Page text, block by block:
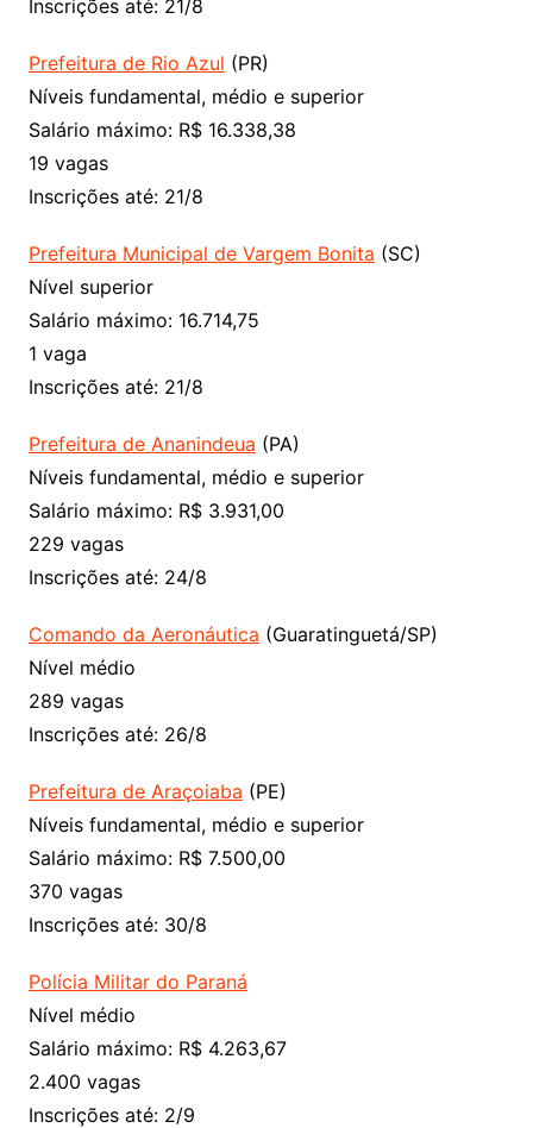
Inscrições até: 21/8
Prefeitura de Rio Azul (PR)
Níveis fundamental, médio e superior
Salário máximo: R$ 16.338,38
19 vagas
Inscrições até: 21/8
Prefeitura Municipal de Vargem Bonita (SC)
Nível superior
Salário máximo: 16.714,75
1 vaga
Inscrições até: 21/8
Prefeitura de Ananindeua (PA)
Níveis fundamental, médio e superior
Salário máximo: R$‎ 3.931,00
229 vagas
Inscrições até: 24/8
Comando da Aeronáutica (Guaratinguetá/SP)
Nível médio
289 vagas
Inscrições até: 26/8
Prefeitura de Araçoiaba (PE)
Níveis fundamental, médio e superior
Salário máximo: R$‎ 7.500,00
370 vagas
Inscrições até: 30/8
Polícia Militar do Paraná
Nível médio
Salário máximo: R$‎ 4.263,67
2.400 vagas
Inscrições até: 2/9